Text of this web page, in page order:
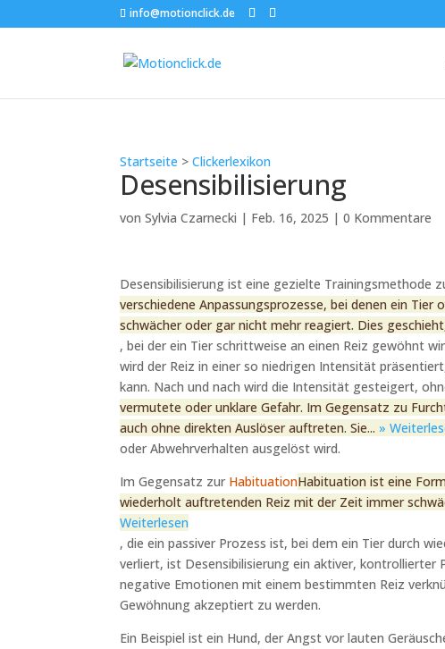
info@motionclick.de
Startseite >Clickerlexikon
Desensibilisierung
vonSylvia Czarnecki | Feb. 16, 2025 |0 Kommentare
Desensibilisierung ist eine gezielte Trainingsmethode
verschiedene Anpassungsprozesse, bei denen ein
schwächer oder gar nicht mehr reagiert. Dies
, bei der ein Tier schrittweise an einen Reiz gewöhnt
wird der Reiz in einer so niedrigen Intensität
kann. Nach und nach wird die Intensität gesteigert,
vermutete oder unklare Gefahr. Im Gegensatz zu
auch ohne direkten Auslöser auftreten. Sie...»
oder Abwehrverhalten ausgelöst wird.
Im Gegensatz zur HabituationHabituation ist eine
wiederholt auftretenden Reiz mit der Zeit immer
Weiterlesen
, die ein passiver Prozess ist, bei dem ein Tier durch
verliert, ist Desensibilisierung ein aktiver, kontrollierter
negative Emotionen mit einem bestimmten Reiz
Gewöhnung akzeptiert zu werden.
Ein Beispiel ist ein Hund, der Angst vor lauten